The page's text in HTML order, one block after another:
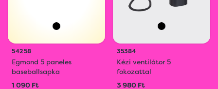
54258
Egmond 5 paneles
baseballsapka
1 090 Ft
35384
Kézi ventilátor 5
fokozattal
3 980 Ft